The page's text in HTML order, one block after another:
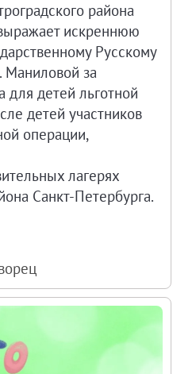
района
искреннюю
Русскому
за
для детей льготной
детей участников
операции,
лагерях
Санкт-Петербурга.